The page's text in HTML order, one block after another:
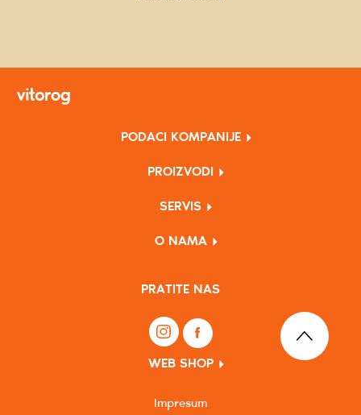
PODACI KOMPANIJE
PROIZVODI
SERVIS
O NAMA
PRATITE NAS
WEB SHOP
Impresum